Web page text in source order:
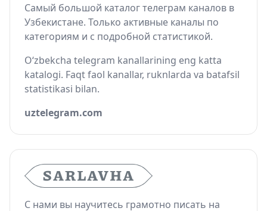
Самый большой каталог телеграм каналов в
Узбекистане. Только активные каналы по
категориям и с подробной статистикой.
O‘zbekcha telegram kanallarining eng katta
katalogi. Faqt faol kanallar, ruknlarda va batafsil
statistikasi bilan.
uztelegram.com
С нами вы научитесь грамотно писать на